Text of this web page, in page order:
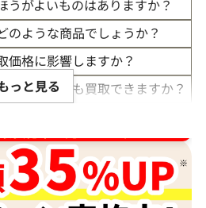
うがよいものはありますか？
のような商品でしょうか？
価格に影響しますか？
ヤモンドでも買取できますか？
格に影響する？
格には、どんなことが影響しま
っと見る